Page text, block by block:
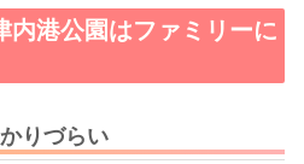
内港公園はファミリーに
りづらい